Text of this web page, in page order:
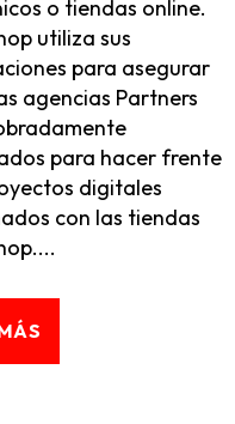
o tiendas online.
utiliza sus
para asegurar
agencias Partners
para hacer frente
digitales
con las tiendas